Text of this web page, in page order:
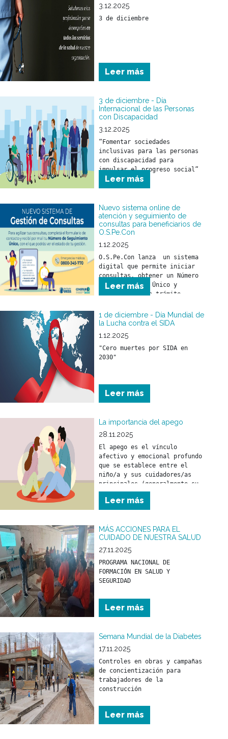
3.12.2025
3 de diciembre
Leer más
3 de diciembre - Día
Internacional de las Personas
con Discapacidad
3.12.2025
“Fomentar sociedades
inclusivas para las personas
con discapacidad para
impulsar el progreso social”
Leer más
Nuevo sistema online de
atención y seguimiento de
consultas para beneficiarios de
O.S.Pe.Con
1.12.2025
O.S.Pe.Con lanza  un sistema
digital que permite iniciar
consultas, obtener un Número
de Seguimiento Único y
monitorear cada trámite
transparencia y mejor
atención para todos los
Leer más
1 de diciembre - Día Mundial de
la Lucha contra el SIDA
1.12.2025
"Cero muertes por SIDA en
2030"
Leer más
La importancia del apego
28.11.2025
El apego es el vínculo
afectivo y emocional profundo
que se establece entre el
niño/a y sus cuidadores/as
principales (generalmente su
madre y/o padre) desde los
primeros meses de vida.
Leer más
MÁS ACCIONES PARA EL
CUIDADO DE NUESTRA SALUD
27.11.2025
PROGRAMA NACIONAL DE
FORMACIÓN EN SALUD Y
SEGURIDAD
Leer más
Semana Mundial de la Diabetes
17.11.2025
Controles en obras y campañas
de concientización para
trabajadores de la
construcción
Leer más